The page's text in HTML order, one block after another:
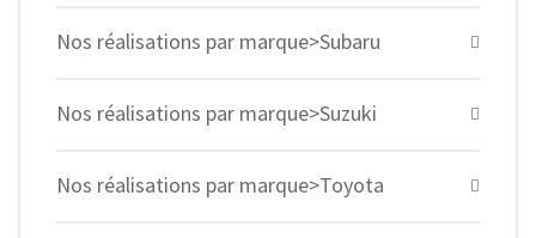
Nos réalisations par marque>Subaru
Nos réalisations par marque>Suzuki
Nos réalisations par marque>Toyota